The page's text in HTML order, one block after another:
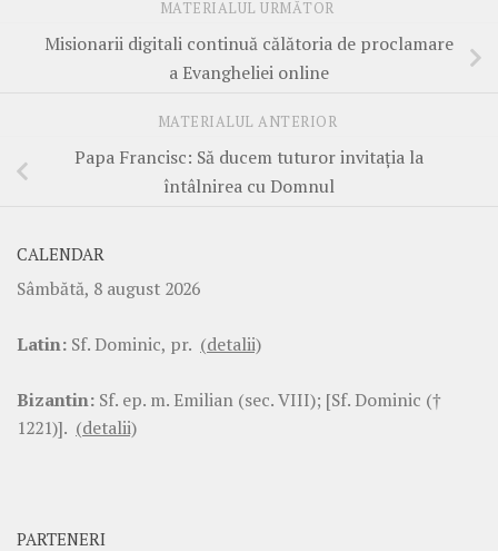
MATERIALUL URMĂTOR
Misionarii digitali continuă călătoria de proclamare
a Evangheliei online
MATERIALUL ANTERIOR
Papa Francisc: Să ducem tuturor invitația la
întâlnirea cu Domnul
CALENDAR
Sâmbătă, 8 august 2026
Latin: Sf. Dominic, pr. (detalii)
Bizantin: Sf. ep. m. Emilian (sec. VIII); [Sf. Dominic (†
1221)]. (detalii)
PARTENERI